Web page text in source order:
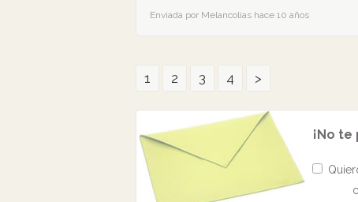
Enviada por Melancolias hace 10 años
1 2 3 4 >
¡No